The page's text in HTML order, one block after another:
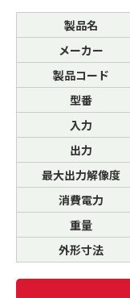
製品名
メーカー
製品コード
型番
入力
出力
最大出力解像度
消費電力
重量
外形寸法